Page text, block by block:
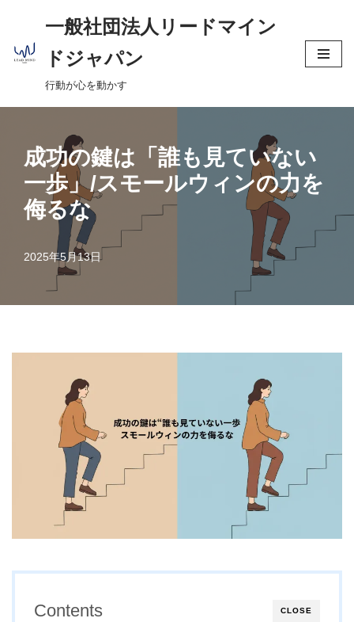
コ
ン
ン
一般社団法人リードマイン
ドジャパン
行動が心を動かす
成功の鍵は「誰も見ていない
一歩」/スモールウィンの力を
侮るな
2025年5月13日
CLOSE
Contents